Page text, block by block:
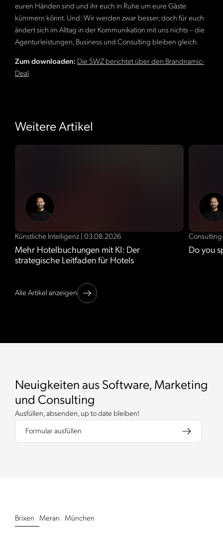
euren Händen sind und ihr euch in Ruhe um eure Gäste
kümmern könnt. Und: Wir werden zwar besser, doch für euch
ändert sich im Alltag in der Kommunikation mit uns nichts – die
Agenturleistungen, Business und Consulting bleiben gleich.
Zum downloaden: Die SWZ berichtet über den Brandnamic-
Deal
Weitere Artikel
Künstliche Intelligenz 03.08.2026
Mehr Hotelbuchungen mit KI: Der
strategische Leitfaden für Hotels
Consulting
Do you
Alle Artikel anzeigen
Neuigkeiten aus Software, Marketing
und Consulting
Ausfüllen, absenden, up to date bleiben!
Formular ausfüllen
Brixen Meran München